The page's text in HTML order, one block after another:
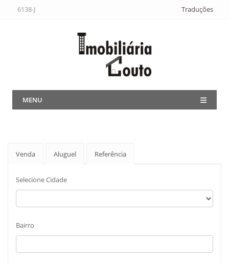
6138-J Traduções
MENU
Venda Aluguel Referência
Selecione Cidade
Bairro